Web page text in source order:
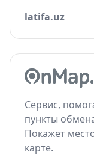
latifa.uz
Сервис,
пункты
Покажет
карте.